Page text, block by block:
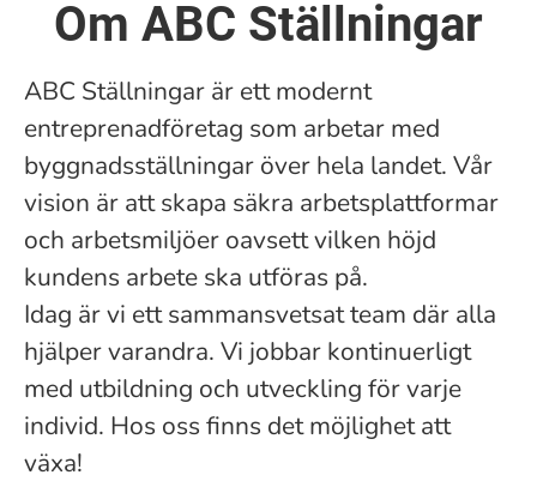
Om ABC Ställningar
ABC Ställningar är ett modernt
entreprenadföretag som arbetar med
byggnadsställningar över hela landet. Vår
vision är att skapa säkra arbetsplattformar
och arbetsmiljöer oavsett vilken höjd
kundens arbete ska utföras på.
Idag är vi ett sammansvetsat team där alla
hjälper varandra. Vi jobbar kontinuerligt
med utbildning och utveckling för varje
individ. Hos oss finns det möjlighet att
växa!